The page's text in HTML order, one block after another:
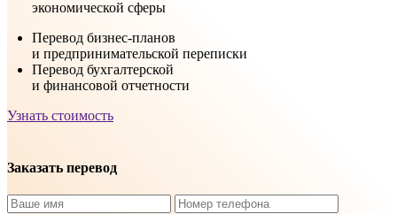
экономической сферы
Перевод бизнес-планов
и предпринимательской переписки
Перевод бухгалтерской
и финансовой отчетности
Узнать стоимость
Заказать перевод